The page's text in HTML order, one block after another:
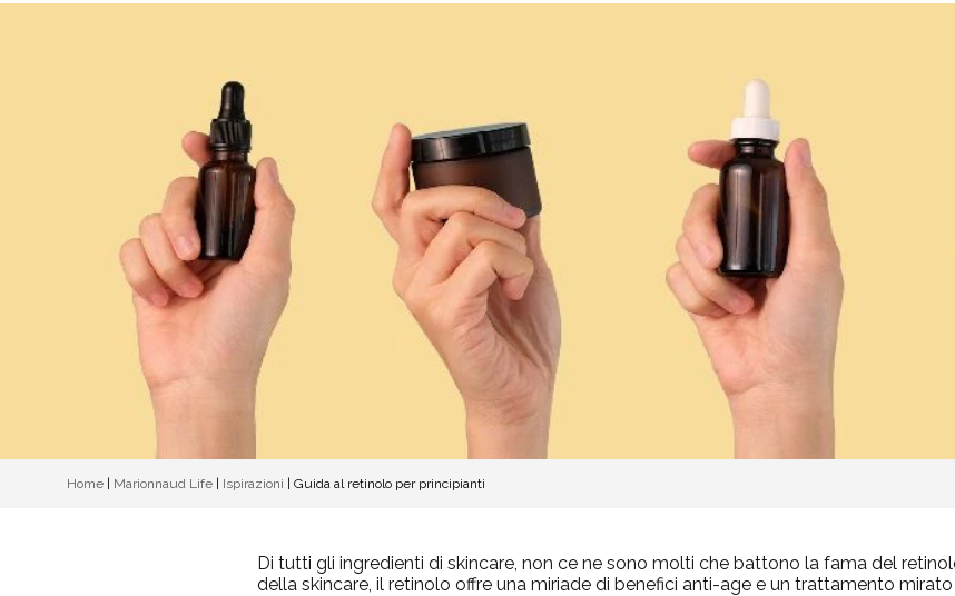
Home Marionnaud Life Ispirazioni Guida al retinolo per principianti
Di tutti gli ingredienti di skincare, non ce ne sono molti che battono la fama del
della skincare, il retinolo offre una miriade di benefici anti-age e un trattamento